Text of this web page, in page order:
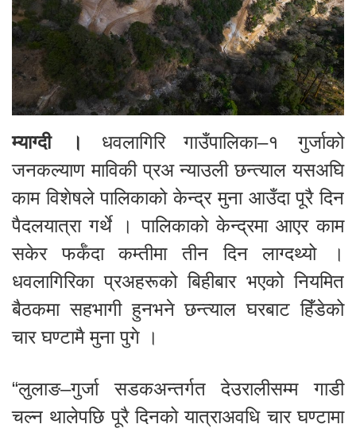
म्याग्दी ।
धवलागिरि गाउँपालिका–१ गुर्जाको
जनकल्याण माविकी प्रअ न्याउली छन्त्याल यसअघि
काम विशेषले पालिकाको केन्द्र मुना आउँदा पूरै दिन
पैदलयात्रा गर्थे । पालिकाको केन्द्रमा आएर काम
सकेर फर्कँदा कम्तीमा तीन दिन लाग्दथ्यो ।
धवलागिरिका प्रअहरूको बिहीबार भएको नियमित
बैठकमा सहभागी हुनभने छन्त्याल घरबाट हिँडेको
चार घण्टामै मुना पुगे ।
“लुलाङ–गुर्जा सडकअन्तर्गत देउरालीसम्म गाडी
चल्न थालेपछि पूरै दिनको यात्राअवधि चार घण्टामा